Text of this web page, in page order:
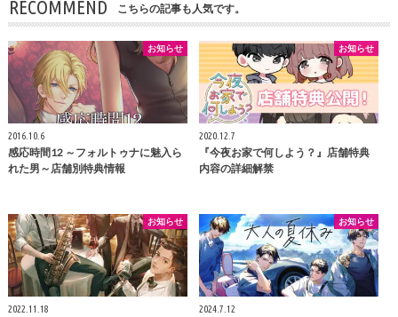
RECOMMEND こちらの記事も人気です。
お知らせ
2016.10.6
感応時間12 ～フォルトゥナに魅入ら
れた男～店舗別特典情報
お知らせ
2020.12.7
『今夜お家で何しよう？』店舗特典
内容の詳細解禁
お知らせ
2022.11.18
お知らせ
2024.7.12